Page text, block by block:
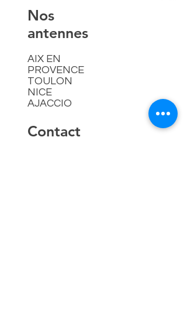
​Nos
antennes
AIX EN
PROVENCE
TOULON
NICE
AJACCIO​
Contact